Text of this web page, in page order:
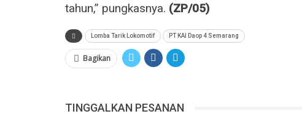
tahun,” pungkasnya. (ZP/05)
Lomba Tarik Lokomotif PT KAI Daop 4 Semarang
Bagikan
TINGGALKAN PESANAN